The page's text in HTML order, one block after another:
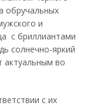
обручальных
и
с бриллиантами
солнечно-яркий
актуальным во
с их